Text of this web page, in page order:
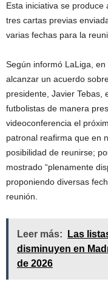
Esta iniciativa se produce
tres cartas previas
varias fechas para la
Según informó LaLiga,
alcanzar un acuerdo
presidente, Javier Tebas,
futbolistas de manera
videoconferencia el
patronal reafirma que en
posibilidad de reunirse;
mostrado “plenamente
proponiendo diversas
reunión.
Leer más:
Las
disminuyen en
de 2026